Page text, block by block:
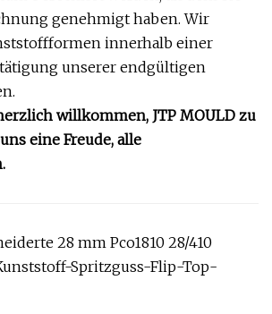
genehmigt haben. Wir
innerhalb einer
unserer endgültigen
willkommen, JTP MOULD zu
eine Freude, alle
28 mm Pco1810 28/410
Spritzguss-Flip-Top-